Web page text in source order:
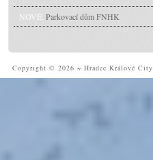
NOVÉ: Parkovací dům FNHK
Copyright © 2026 ~ Hradec Králové City